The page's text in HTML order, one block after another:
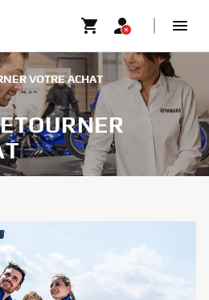
VOTRE ACHAT